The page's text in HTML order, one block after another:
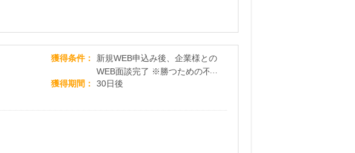
獲得条件
新規WEB申込み後、企業様との
WEB面談完了 ※勝つための不
動産投資ドットコムを初めて利
内に電話による本人確認と日程
獲得期間 30日後